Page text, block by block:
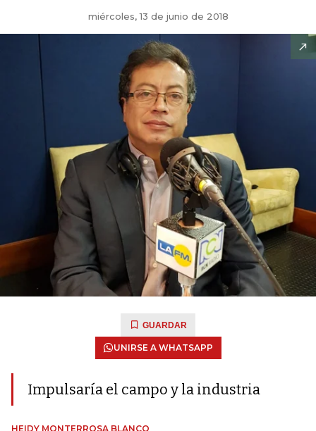
miércoles, 13 de junio de 2018
GUARDAR
UNIRSE A WHATSAPP
Impulsaría el campo y la industria
HEIDY MONTERROSA BLANCO